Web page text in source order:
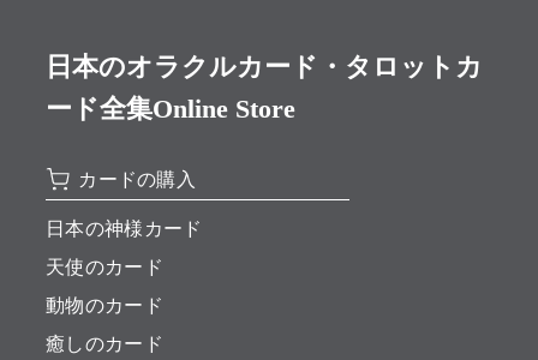
日本のオラクルカード・タロットカ
ード全集Online Store
カードの購入
日本の神様カード
天使のカード
動物のカード
癒しのカード